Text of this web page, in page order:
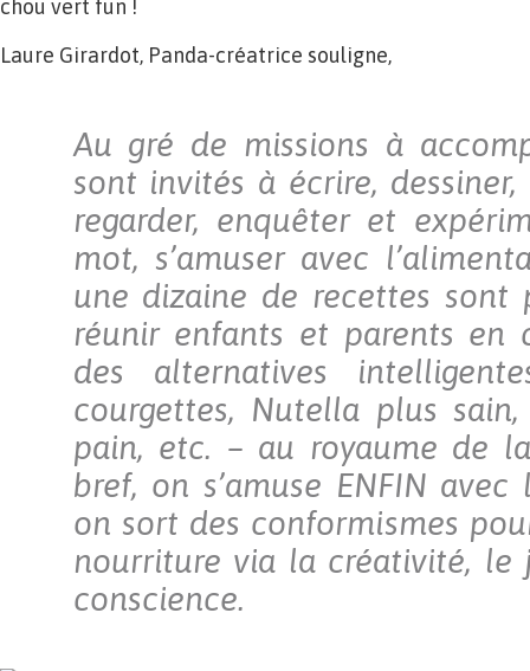
chou vert fun !
Laure Girardot, Panda-créatrice souligne,
Au gré de missions à
sont invités à écrire, dessiner,
regarder, enquêter et
mot, s’amuser avec
une dizaine de recettes sont
réunir enfants et parents en
des alternatives
courgettes, Nutella plus
pain, etc. – au royaume de
bref, on s’amuse ENFIN
on sort des conformismes
nourriture via la créativité, le
conscience.